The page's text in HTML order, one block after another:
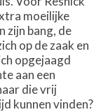
moeilijke
zijn bang, de
op de zaak en
opgejaagd
aan een
die vrij
kunnen vinden?